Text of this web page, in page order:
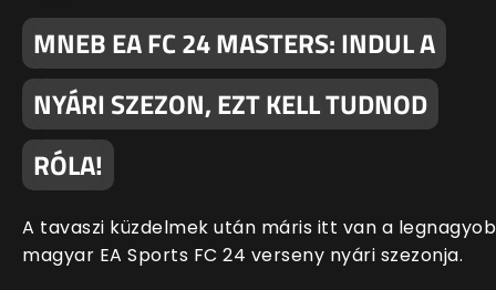
MNEB EA FC 24 MASTERS: INDUL A
NYÁRI SZEZON, EZT KELL TUDNOD
RÓLA!
A tavaszi küzdelmek után máris itt van a
magyar EA Sports FC 24 verseny nyári szezonja.